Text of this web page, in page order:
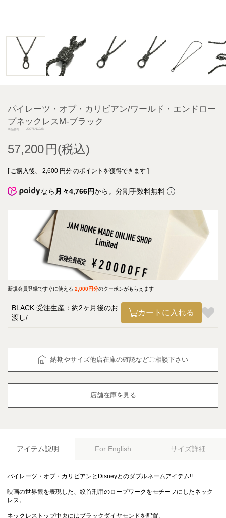
パイレーツ・オブ・カリビアン/ワールド・エンドロー
プネックレスM-ブラック
商品番号 JD07SNC02B
57,200
[ ご購入後、 2,600 円分 のポイントを獲得できます ]
なら 月々4,766円から。分割手数料無料
新規会員登録ですぐに使える 2,000円分のクーポンがもらえます
BLACK 受注生産：約2ヶ月後のお
渡し
カートに入れる
納期やサイズ他店在庫の確認などご相談下さい
店舗在庫を見る
アイテム説明 For English サイズ詳細
パイレーツ・オブ・カリビアンとDisneyとのダブルネームアイテム!!
映画の世界観を表現した、絞首刑用のロープワークをモチーフにしたネック
レス。
ネックレストップ中央にはブラックダイヤモンドを配置。